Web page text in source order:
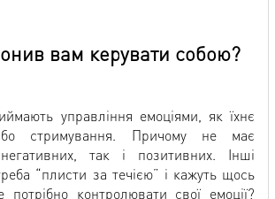
вам керувати собою?
управління емоціями, як їхнє
стримування. Причому не має
так і позитивних. Інші
“плисти за течією” і кажуть щось
контролювати свої емоції?